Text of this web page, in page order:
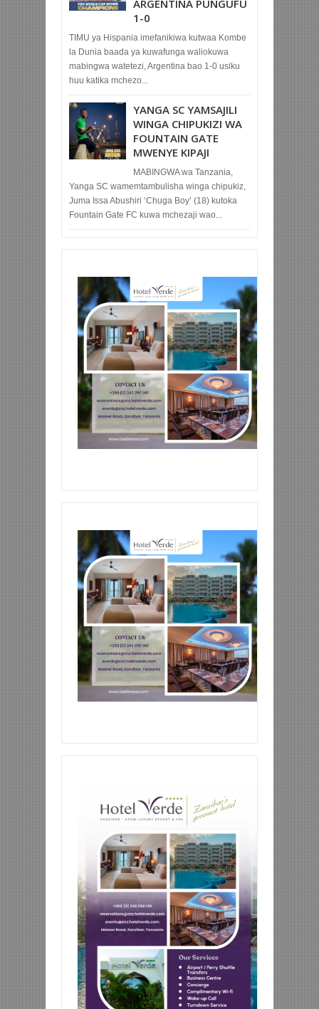
ARGENTINA PUNGUFU
1-0
TIMU ya Hispania imefanikiwa kutwaa Kombe
la Dunia baada ya kuwafunga waliokuwa
mabingwa watetezi, Argentina bao 1-0 usiku
huu katika mchezo...
YANGA SC YAMSAJILI
WINGA CHIPUKIZI WA
FOUNTAIN GATE
MWENYE KIPAJI
MABINGWA wa Tanzania,
Yanga SC wamemtambulisha winga chipukiz,
Juma Issa Abushiri ‘Chuga Boy’ (18) kutoka
Fountain Gate FC kuwa mchezaji wao...